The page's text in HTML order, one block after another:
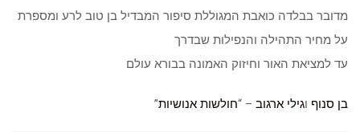
מדובר בבלדה כואבת המגוללת סיפור המבדיל בן טוב לרע ומספרת
על מחיר התהילה והנפילות שבדרך
עד למציאת האור וחיזוק האמונה בבורא עולם
בן סנוף וגילי ארגוב – “חולשות אנושיות”